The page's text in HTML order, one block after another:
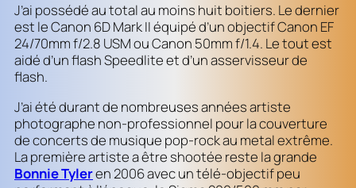
J’ai possédé au total au moins huit boitiers. Le dernier
est le Canon 6D Mark II équipé d’un objectif Canon EF
24/70mm f/2.8 USM ou Canon 50mm f/1.4. Le tout est
aidé d’un flash Speedlite et d’un asservisseur de
flash.
J’ai été durant de nombreuses années artiste
photographe non-professionnel pour la couverture
de concerts de musique pop-rock au metal extrême.
La première artiste a être shootée reste la grande
Bonnie Tyleren 2006 avec un télé-objectif peu